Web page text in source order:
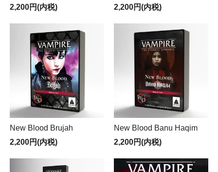
2,200円(内税)
2,200円(内税)
New Blood Brujah
2,200円(内税)
New Blood Banu Haqim
2,200円(内税)